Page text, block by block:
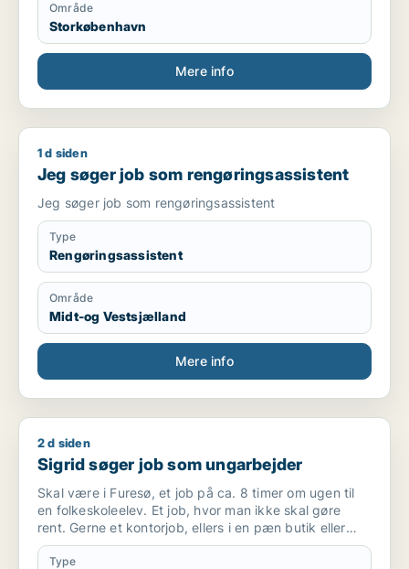
Område
Storkøbenhavn
Mere info
Jeg søger job som rengøringsassistent
1 d siden
Jeg søger job som rengøringsassistent
Jeg søger job som rengøringsassistent
Type
Rengøringsassistent
Område
Midt-og Vestsjælland
Mere info
Sigrid søger job som ungarbejder
2 d siden
Sigrid søger job som ungarbejder
Skal være i Furesø, et job på ca. 8 timer om ugen til
en folkeskoleelev. Et job, hvor man ikke skal gøre
rent. Gerne et kontorjob, ellers i en pæn butik eller
andet.
Type